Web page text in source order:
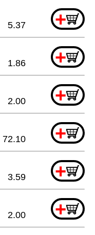
+
5.37
+
1.86
+
2.00
+
72.10
+
3.59
+
2.00